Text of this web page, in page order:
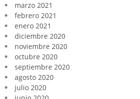
marzo 2021
febrero 2021
enero 2021
diciembre 2020
noviembre 2020
octubre 2020
septiembre 2020
agosto 2020
julio 2020